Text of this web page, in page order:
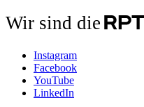
Wir sind die
Instagram
Facebook
YouTube
LinkedIn